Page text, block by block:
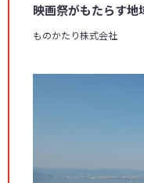
映画祭がもたらす地
ものかたり株式会社